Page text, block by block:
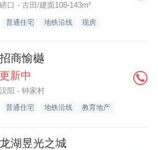
硚口 - 古田/建面108-143m²
普通住宅 地铁沿线 现房
招商愉樾
更新中
汉阳 - 钟家村
普通住宅 地铁沿线 教育地产
龙湖昱光之城